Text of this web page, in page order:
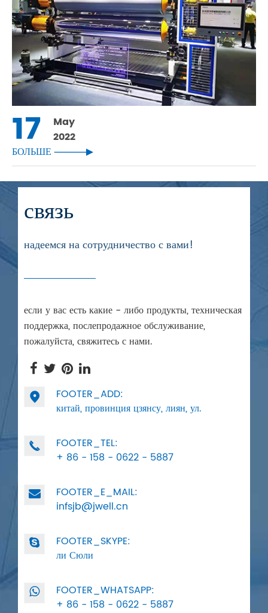
17
May
2022
БОЛЬШЕ 
связь
надеемся на сотрудничество с вами!
если у вас есть какие - либо продукты, техническая
поддержка, послепродажное обслуживание,
пожалуйста, свяжитесь с нами.

FOOTER_ADD:
китай, провинция цзянсу, лиян, ул.

FOOTER_TEL:
+ 86 - 158 - 0622 - 5887
FOOTER_E_MAIL:
infsjb@jwell.cn
FOOTER_SKYPE:
ли Сюли
FOOTER_WHATSAPP:
+ 86 - 158 - 0622 - 5887